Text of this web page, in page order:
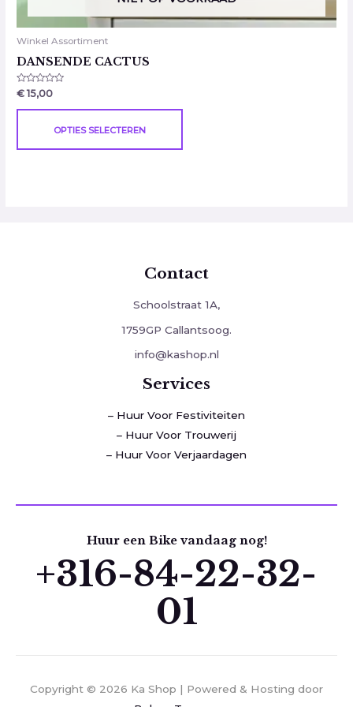
Winkel Assortiment
DANSENDE CACTUS
Gewaardeerd
0
uit
€15,00
OPTIES SELECTEREN
Contact
Schoolstraat 1A,
1759GP Callantsoog.
info@kashop.nl
Services
– Huur Voor Festiviteiten
– Huur Voor Trouwerij
– Huur Voor Verjaardagen
Huur een Bike vandaag nog!
+316-84-22-32-
01
Copyright © 2026 Ka Shop | Powered & Hosting door